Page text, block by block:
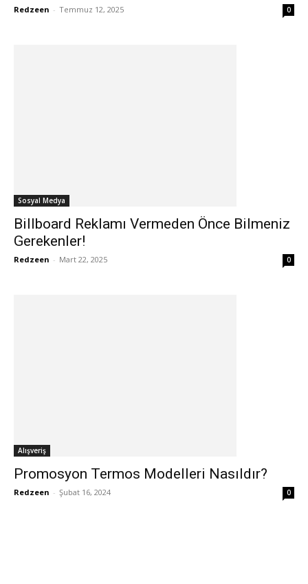
Redzeen - Temmuz 12, 2025 0
Sosyal Medya
Billboard Reklamı Vermeden Önce Bilmeniz
Gerekenler!
Redzeen - Mart 22, 2025 0
Alışveriş
Promosyon Termos Modelleri Nasıldır?
Redzeen - Şubat 16, 2024 0